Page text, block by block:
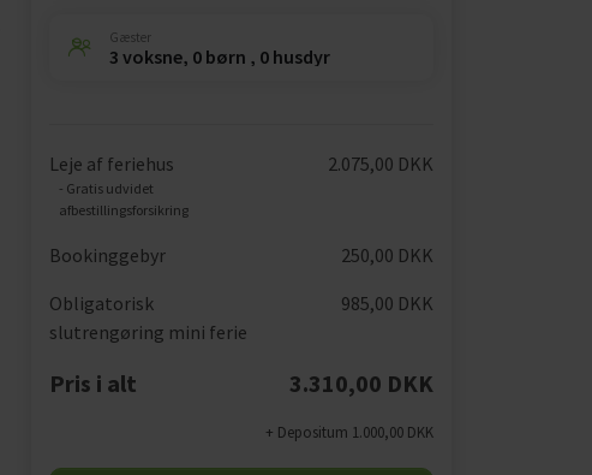
Gæster
3 voksne, 0 børn , 0 husdyr
Leje af feriehus
- Gratis udvidet
afbestillingsforsikring
2.075,00 DKK
Bookinggebyr
250,00 DKK
Obligatorisk
slutrengøring mini ferie
985,00 DKK
Pris i alt 3.310,00 DKK
+ Depositum 1.000,00 DKK